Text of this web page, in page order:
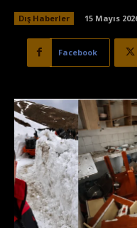
Dış Haberler 15 Mayıs
Facebook